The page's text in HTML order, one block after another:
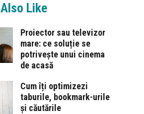
Also Like
Proiector sau televizor
mare: ce soluție se
potrivește unui cinema
de acasă
Cum îți optimizezi
taburile, bookmark-urile
și căutările